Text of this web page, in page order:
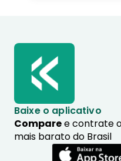
Baixe o aplicativo
Comparee contrate
mais barato do Brasil